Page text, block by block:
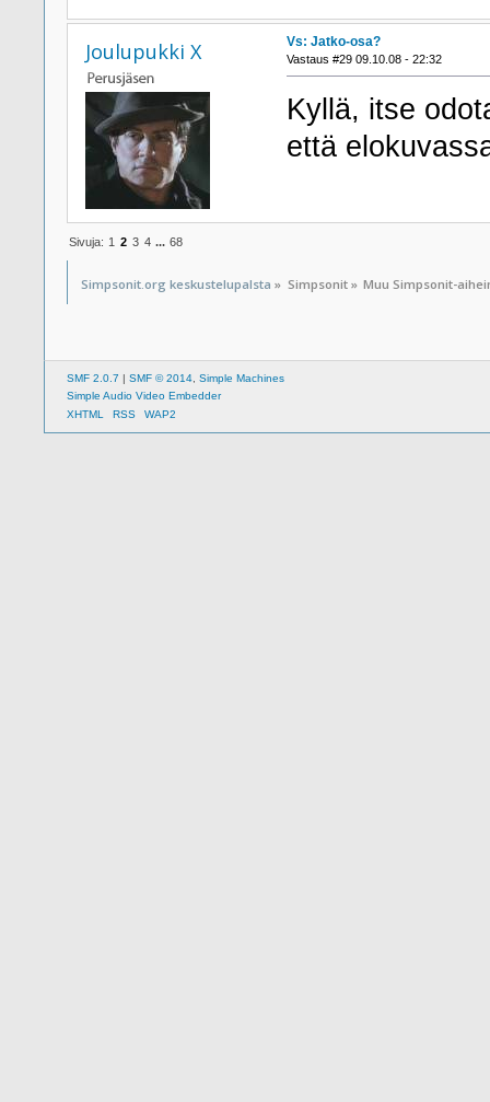
Joulupukki X Vs: Jatko-osa?
Vastaus #29 09.10.08 - 22:32
Kyllä, itse
että
Sivuja: 1 2 3 4 ... 68
Simpsonit.org keskustelupalsta » Simpsonit» Muu Simpsonit-
SMF 2.0.7 | SMF © 2014, Simple Machines
Simple Audio Video Embedder
XHTML
RSS WAP2